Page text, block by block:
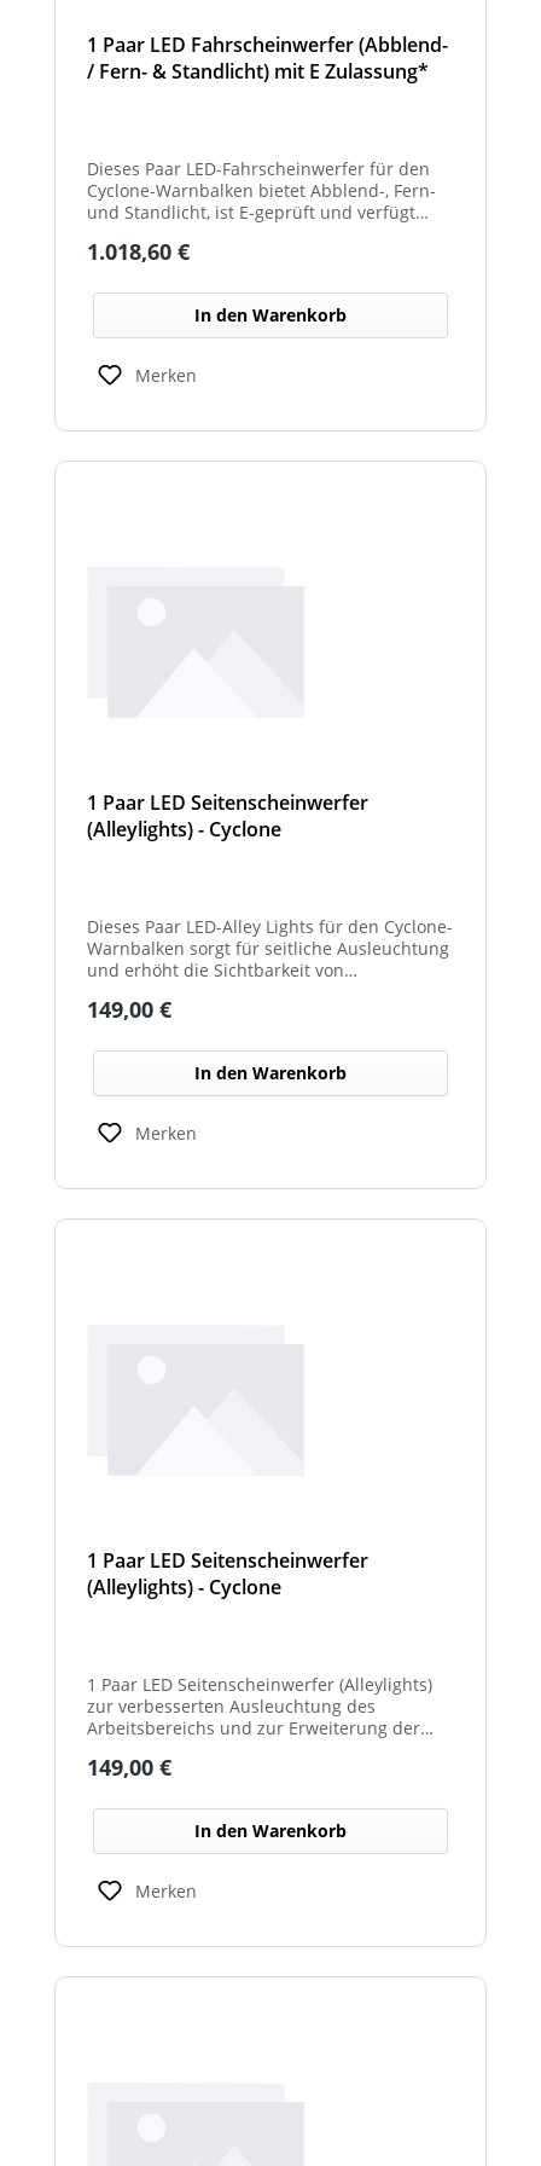
1 Paar LED Fahrscheinwerfer (Abblend-
/ Fern- & Standlicht) mit E Zulassung*
Dieses Paar LED-Fahrscheinwerfer für den
Cyclone-Warnbalken bietet Abblend-, Fern-
und Standlicht, ist E-geprüft und verfügt
Einsatz im Winterdienst.
Regulärer Preis:
1.018,60 €
In den Warenkorb
Merken
1 Paar LED Seitenscheinwerfer
(Alleylights) - Cyclone
Dieses Paar LED-Alley Lights für den Cyclone-
Warnbalken sorgt für seitliche Ausleuchtung
und erhöht die Sichtbarkeit von
Regulärer Preis:
149,00 €
In den Warenkorb
Merken
1 Paar LED Seitenscheinwerfer
(Alleylights) - Cyclone
1 Paar LED Seitenscheinwerfer (Alleylights)
zur verbesserten Ausleuchtung des
Arbeitsbereichs und zur Erweiterung der
Regulärer Preis:
149,00 €
In den Warenkorb
Merken